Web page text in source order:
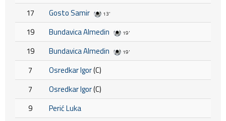
17 Gosto Samir 13'
19 Bundavica Almedin 19'
19 Bundavica Almedin 19'
7 Osredkar Igor(C)
7
Osredkar Igor(C)
9
Perić Luka